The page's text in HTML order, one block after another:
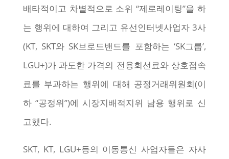
배타적이고 차별적으로 소위 “제로레이팅”을 하
는 행위에 대하여 그리고 유선인터넷사업자 3사
(KT, SKT와 SK브로드밴드를 포함하는 ‘SK그룹’,
LGU+)가 과도한 가격의 전용회선료와 상호접속
료를 부과하는 행위에 대해 공정거래위원회(이
하 “공정위”)에 시장지배적지위 남용 행위로 신
고했다.
SKT, KT, LGU+등의 이동통신 사업자들은 자사